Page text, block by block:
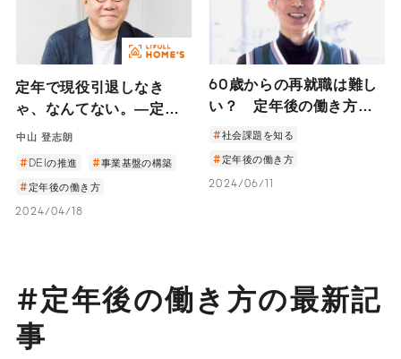
定年で現役引退しなき
ゃ、なんてない。―定年
を超えて働き続ける、あ
―
中山 登志朗
DEIの推進 事業基盤の構築
定年後の働き方
2024/04/18
60歳からの再就職は難し
い？ 定年後の働き方の
選択肢とシニア社員の戦
社会課題を知る
定年後の働き方
2024/06/11
#定年後の働き方の最新記
事